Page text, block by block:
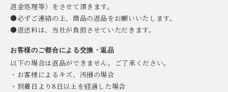
返金処理等）をさせて頂きます。
●必ずご連絡の上、商品の返品をお願いいたします。
●返送料は、当社が負担させていただきます。
お客様のご都合による交換・返品
以下の場合は返品ができません。ご了承ください。
・お客様によるキズ、汚損の場合
・到着日より8日以上を経過した場合